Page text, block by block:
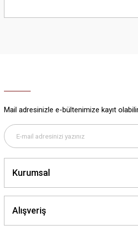
yetersiz gördüğünüz noktaları öneri
Bu ürüne benzer farklı alternatifler olmalı.
Mail adresinizle e-bültenimize kayıt
Kurumsal
Alışveriş